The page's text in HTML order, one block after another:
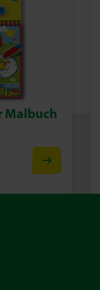
Malbuch